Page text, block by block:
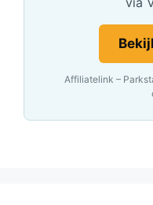
Affiliatelink –